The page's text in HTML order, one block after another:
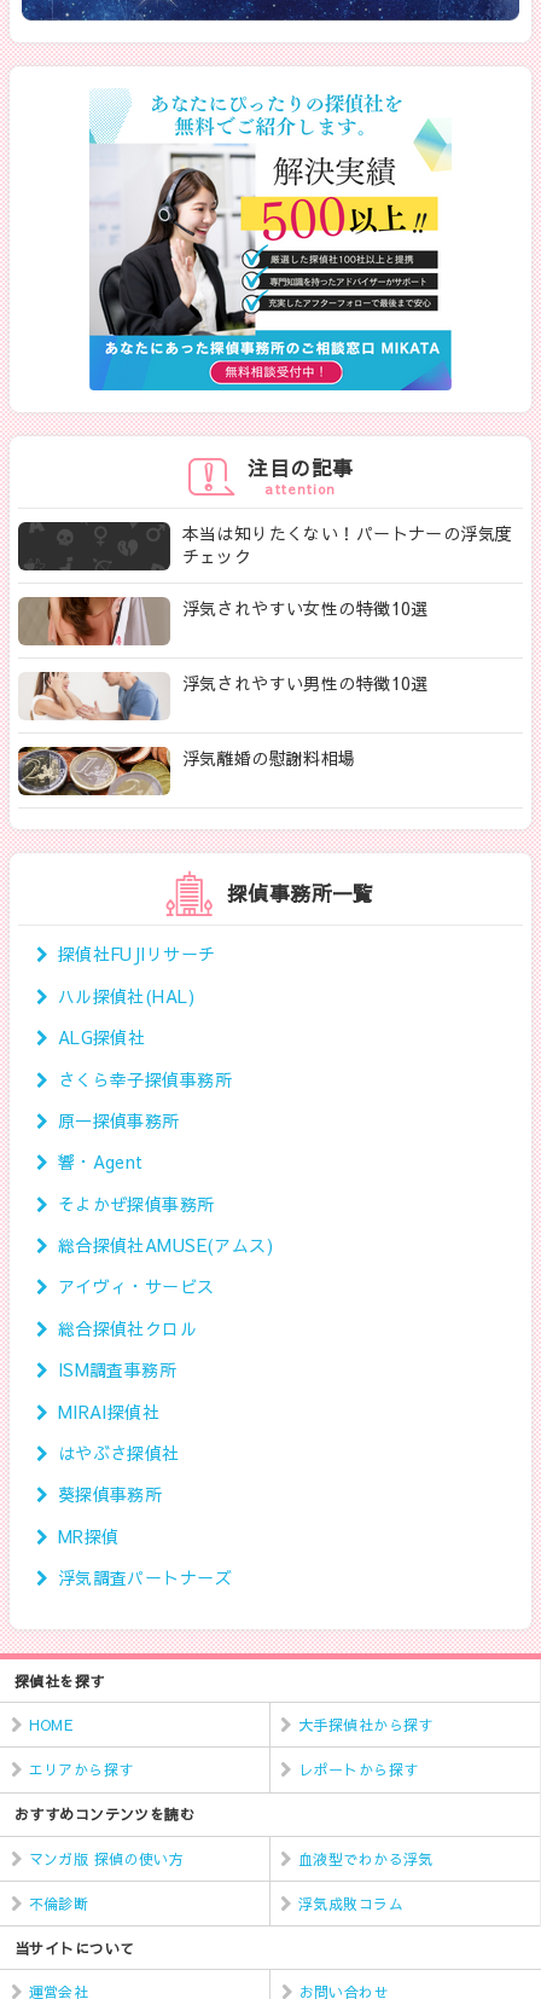
注目の記事
attention
本当は知りたくない！パートナーの浮気度
チェック
浮気されやすい女性の特徴10選
浮気されやすい男性の特徴10選
浮気離婚の慰謝料相場
探偵事務所一覧
探偵社FUJIリサーチ
ハル探偵社(HAL)
ALG探偵社
さくら幸子探偵事務所
原一探偵事務所
響・Agent
そよかぜ探偵事務所
総合探偵社AMUSE(アムス)
アイヴィ・サービス
総合探偵社クロル
ISM調査事務所
MIRAI探偵社
はやぶさ探偵社
葵探偵事務所
MR探偵
浮気調査パートナーズ
探偵社を探す
HOME 大手探偵社から探す
エリアから探す レポートから探す
おすすめコンテンツを読む
マンガ版 探偵の使い方 血液型でわかる浮気
不倫診断 浮気成敗コラム
当サイトについて
運営会社 お問い合わせ